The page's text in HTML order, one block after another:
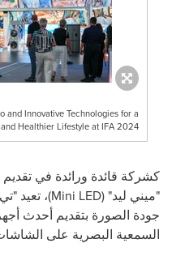
and Innovative Technologies for a
Healthier Lifestyle at IFA 2024
كشركة قائدة ورائدة في تقديم
"ميني ليد" (Mini LED)، تعيد
جودة الصورة بتقديم أحدث
السمعية البصرية على